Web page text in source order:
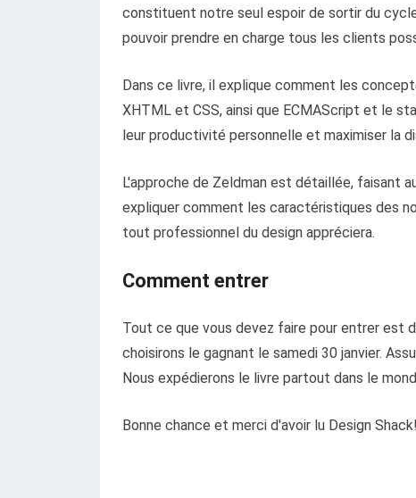
constituent notre seul espoir de sortir du
pouvoir prendre en charge tous les clients
Dans ce livre, il explique comment les
XHTML et CSS, ainsi que ECMAScript et le
leur productivité personnelle et maximiser la
L'approche de Zeldman est détaillée, faisant
expliquer comment les caractéristiques des
tout professionnel du design appréciera.
Comment entrer
Tout ce que vous devez faire pour entrer est
choisirons le gagnant le samedi 30 janvier.
Nous expédierons le livre partout dans le
Bonne chance et merci d'avoir lu Design Shack!